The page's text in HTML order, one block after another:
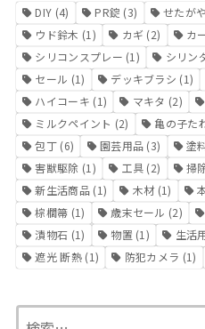
DIY (4) PR錠 (3) せたが
ウド鈴木 (1) カギ (2) カ
シリコンスプレー (1) シリン
セール (1) デッキブラシ (1)
ハイコーキ (1) マキタ (2)
ミルクペイント (2) 亀の子た
包丁 (6) 園芸用品 (3) 塗
害獣駆除 (1) 工具 (2) 掃
新生活商品(1) 木材(1)
棕櫚箒 (1) 歳末セール (2)
漬物石 (1) 物置 (1) 生活
遮光 断熱(1) 防犯カメラ (1)